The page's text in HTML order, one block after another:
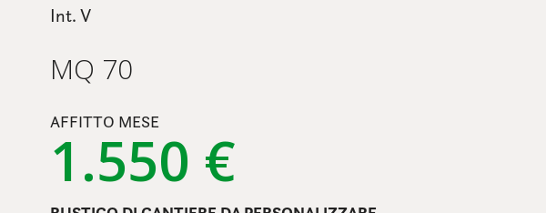
Int. V
MQ 70
AFFITTO MESE
1.550 €